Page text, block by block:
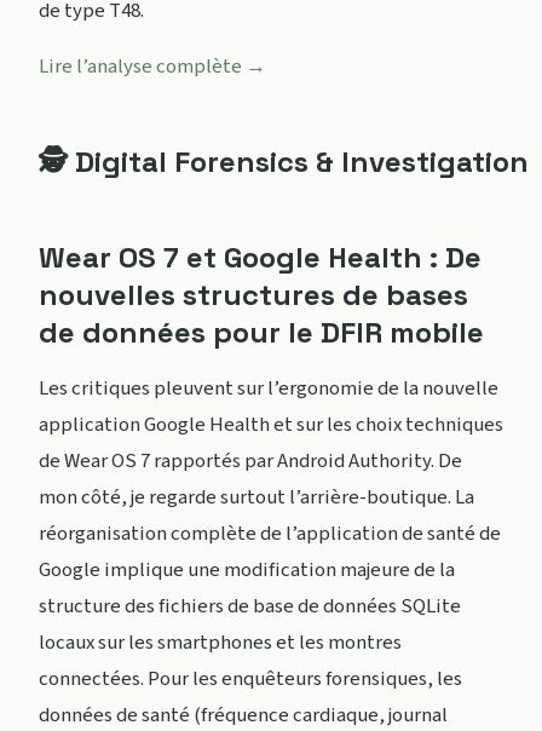
de type T48.
Lire l’analyse complète →
🕵️ Digital Forensics & Investigation
Wear OS 7 et Google Health : De
nouvelles structures de bases
de données pour le DFIR mobile
Les critiques pleuvent sur l’ergonomie de la nouvelle
application Google Health et sur les choix techniques
de Wear OS 7 rapportés par Android Authority. De
mon côté, je regarde surtout l’arrière-boutique. La
réorganisation complète de l’application de santé de
Google implique une modification majeure de la
structure des fichiers de base de données SQLite
locaux sur les smartphones et les montres
connectées. Pour les enquêteurs forensiques, les
données de santé (fréquence cardiaque, journal